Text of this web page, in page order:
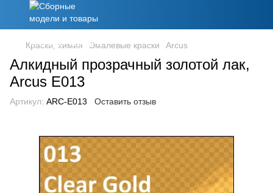
Краски, химия Эмалевые краски Arcus
Алкидный прозрачный золотой лак,
Arcus E013
Артикул: ARC-E013 Оставить отзыв